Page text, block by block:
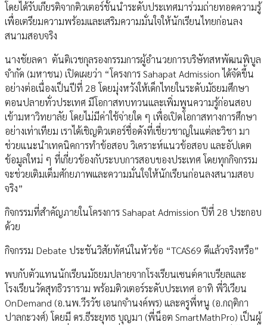
โดยได้รับเกียรติจากติวเตอร์ชั้นนำระดับประเทศมาร่วมถ่ายทอดความรู้
เพื่อเตรียมความพร้อมและเสริมความมั่นใจให้นักเรียนไทยก่อนลง
สนามสอบจริง
นางชัยลดา ตันติเวชกุลรองกรรมการผู้อำนวยการบริษัทสหพัฒนพิบูล
จำกัด (มหาชน) เปิดเผยว่า “โครงการ Sahapat Admission ได้จัดขึ้น
อย่างต่อเนื่องเป็นปีที่ 28 โดยมุ่งหวังให้เด็กไทยในระดับมัธยมศึกษา
ตอนปลายทั่วประเทศ มีโอกาสทบทวนและเพิ่มพูนความรู้ก่อนสอบ
เข้ามหาวิทยาลัย โดยไม่มีค่าใช้จ่ายใด ๆ เพื่อเปิดโอกาสทางการศึกษา
อย่างเท่าเทียม เราได้เชิญติวเตอร์ชื่อดังที่เชี่ยวชาญในแต่ละวิชา มา
ช่วยแนะนำเทคนิคการทำข้อสอบ วิเคราะห์แนวข้อสอบ และอัปเดต
ข้อมูลใหม่ ๆ ที่เกี่ยวข้องกับระบบการสอบของประเทศ โดยทุกกิจกรรม
จะช่วยเติมเต็มศักยภาพและความมั่นใจให้นักเรียนก่อนลงสนามสอบ
จริง”
กิจกรรมที่สำคัญภายในโครงการ Sahapat Admission ปีที่ 28 ประกอบ
ด้วย
กิจกรรม Debate ประชันวิสัยทัศน์ในหัวข้อ “TCAS69 ดีแล้วจริงหรือ”
พบกับตัวแทนนักเรียนมัธยมปลายจากโรงเรียนเซนต์คาเบรียลและ
โรงเรียนวัดสุทธิวราราม พร้อมติวเตอร์ระดับประเทศ อาทิ พี่วิเวียน
OnDemand (อ.นพ.วีรวัช เอนกจำนงค์พร) และครูพี่หนู (อ.กฤติกา
ปาลกะวงศ์) โดยมี ดร.ธีระยุทธ บุญมา (พี่น็อต SmartMathPro) เป็นผู้